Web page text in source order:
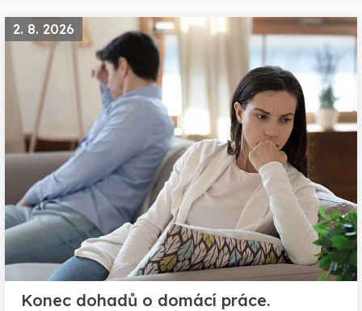
2. 8. 2026
Konec dohadů o domácí práce.